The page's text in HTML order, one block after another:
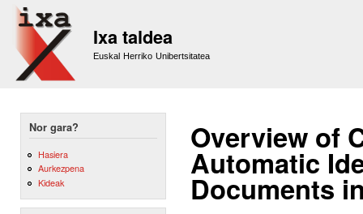
Ixa taldea
Euskal Herriko Unibertsitatea
Nor gara?
Hasiera
Aurkezpena
Kideak
Overview of
Automatic
Documents